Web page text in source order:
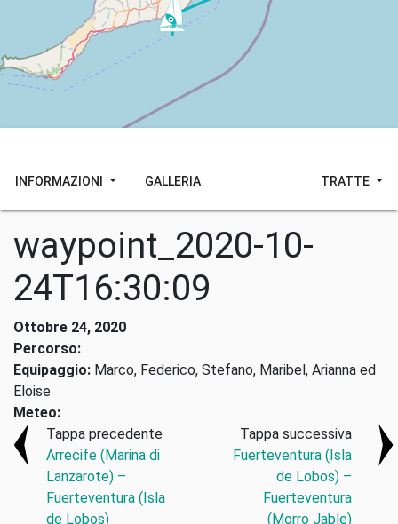
INFORMAZIONI GALLERIA TRATTE
waypoint_2020-10-
24T16:30:09
Ottobre 24, 2020
Percorso:
Equipaggio: Marco, Federico, Stefano, Maribel, Arianna ed
Eloise
Meteo:
Tappa precedente
Arrecife (Marina di
Lanzarote) –
Fuerteventura (Isla
de Lobos)
Tappa successiva
Fuerteventura (Isla
de Lobos) –
Fuerteventura
(Morro Jable)